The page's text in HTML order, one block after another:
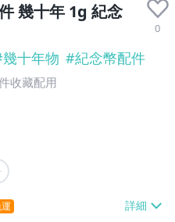
幾十年 1g 紀念
0
幾十年物 #紀念幣配件
收藏配用